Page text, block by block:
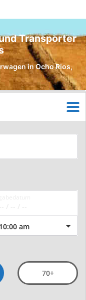
Transporter
in Ocho Rios,
70+